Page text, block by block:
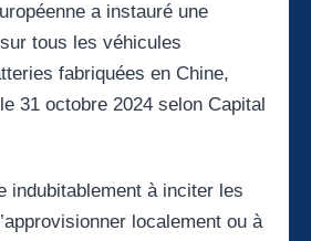
a instauré une
sur tous les véhicules
fabriquées en Chine,
31 octobre 2024 selon Capital
indubitablement à inciter les
localement ou à